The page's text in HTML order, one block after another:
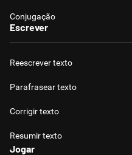
Conjugação
Escrever
Reescrever texto
Parafrasear texto
Corrigir texto
Resumir texto
Jogar